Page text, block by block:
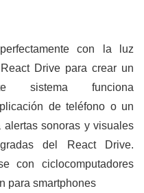
con la luz
Drive para crear un
sistema funciona
de teléfono o un
alertas sonoras y visuales
del React Drive.
con ciclocomputadores
para smartphones